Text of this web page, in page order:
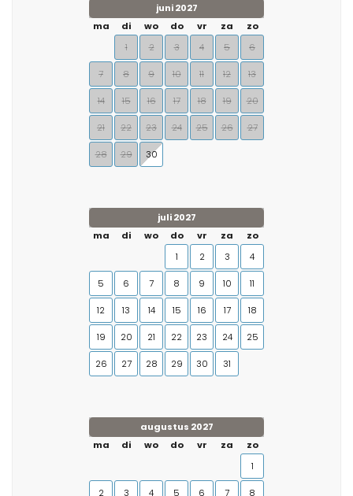
juni 2027
ma
di wo do vr za
zo
1
2 3 4 5 6
7 8 9 10 11 12 13
14 15 16 17 18 19 20
21 22 23 24 25 26 27
28 29 30
juli 2027
ma
di wo do vr za
zo
1
2 3 4
5 6 7 8 9 10 11
12 13 14 15 16 17 18
19 20 21 22 23 24 25
26 27 28 29 30 31
augustus 2027
ma
di wo do vr za
zo
1
2 3 4 5 6 7 8